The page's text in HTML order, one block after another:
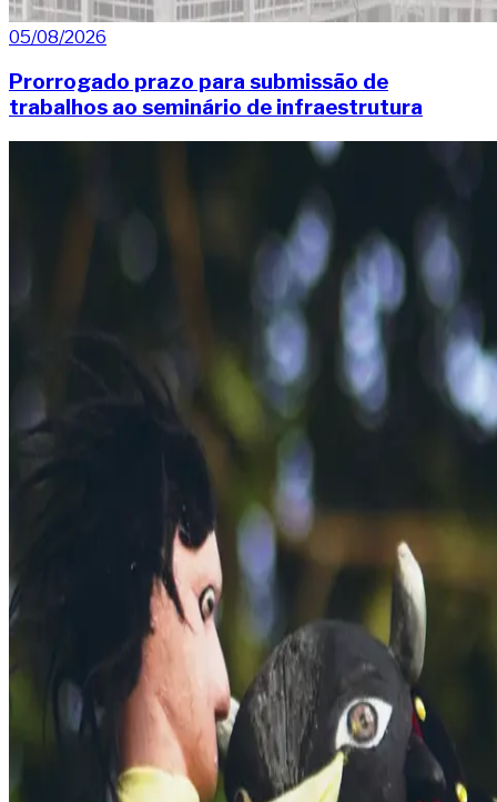
05/08/2026
Prorrogado prazo para submissão de
trabalhos ao seminário de infraestrutura